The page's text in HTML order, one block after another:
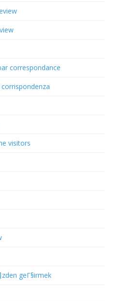
correspondance
visitors
geГ§irmek